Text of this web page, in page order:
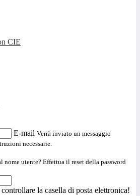
CIE
E-mail Verrà inviato un messaggio
necessarie.
nome utente? Effettua il reset della password
la casella di posta elettronica!